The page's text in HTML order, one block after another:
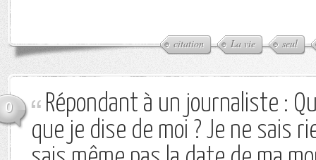
citation La vie seul
0
Répondant à un journaliste :
que je dise de moi ? Je ne sais